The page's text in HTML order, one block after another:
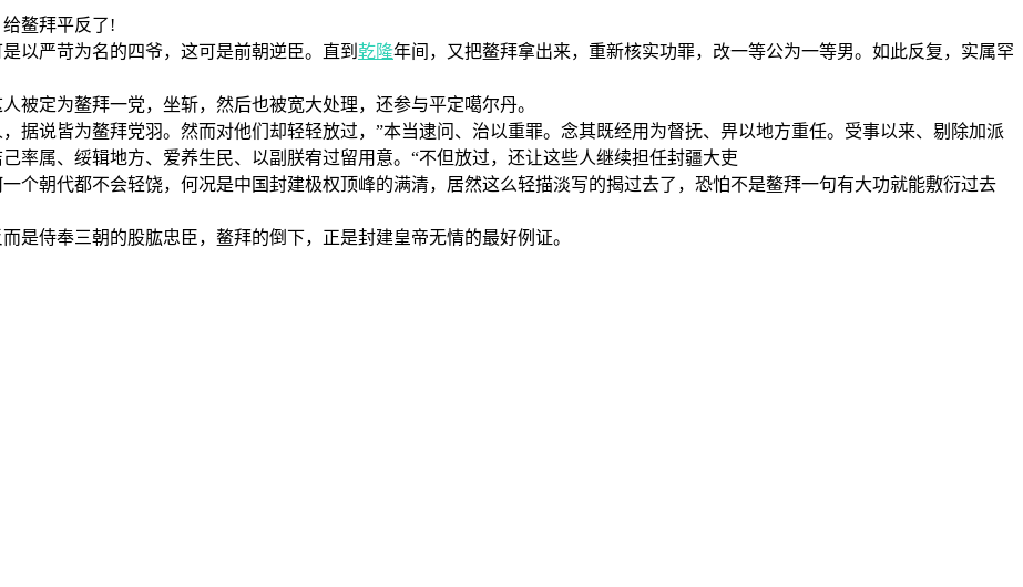
鳌拜平反了!
严苛为名的四爷，这可是前朝逆臣。直到 乾隆年间，又把鳌拜拿出来，重新核实功罪，改一等公为一等男。如此反复，实属罕
定为鳌拜一党，坐斩，然后也被宽大处理，还参与平定噶尔丹。
说皆为鳌拜党羽。然而对他们却轻轻放过，”本当逮问、治以重罪。念其既经用为督抚、畀以地方重任。受事以来、剔除加派
率属、绥辑地方、爱养生民、以副朕宥过留用意。“不但放过，还让这些人继续担任封疆大吏
朝代都不会轻饶，何况是中国封建极权顶峰的满清，居然这么轻描淡写的揭过去了，恐怕不是鳌拜一句有大功就能敷衍过去
侍奉三朝的股肱忠臣，鳌拜的倒下，正是封建皇帝无情的最好例证。